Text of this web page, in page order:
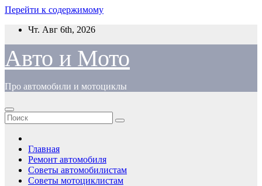
Перейти к содержимому
Чт. Авг 6th, 2026
Авто и Мото
Про автомобили и мотоциклы
Главная
Ремонт автомобиля
Советы автомобилистам
Советы мотоциклистам